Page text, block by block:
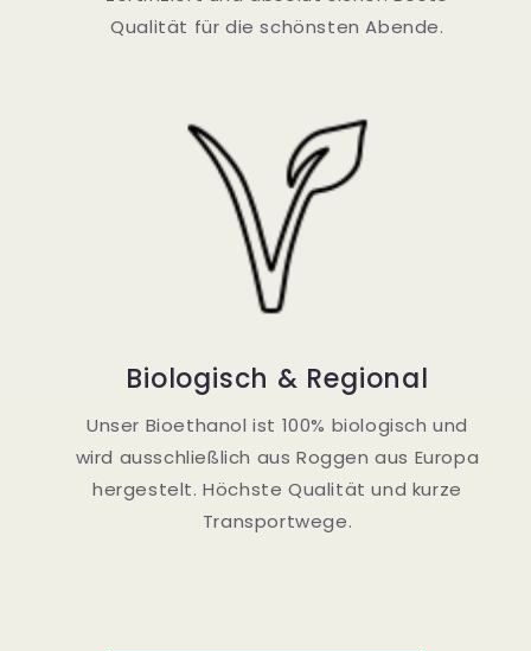
Qualität für die schönsten Abende.
Biologisch & Regional
Unser Bioethanol ist 100% biologisch und
wird ausschließlich aus Roggen aus Europa
hergestelt. Höchste Qualität und kurze
Transportwege.